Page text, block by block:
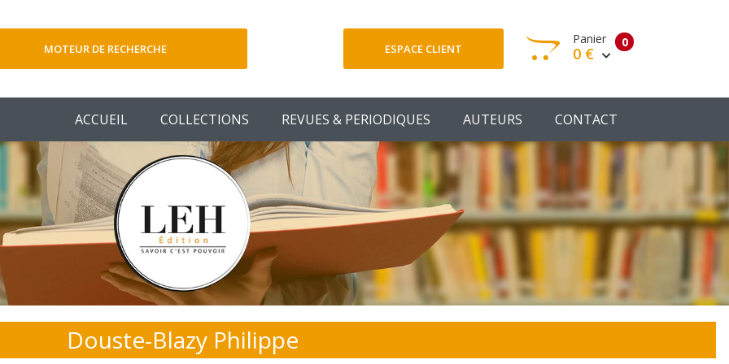
MOTEUR DE RECHERCHE ESPACE CLIENT 0
Panier
0 €
Votre panier est vide
Votre Panier
ACCUEIL COLLECTIONS REVUES & PERIODIQUES AUTEURS CONTACT
Douste-Blazy Philippe